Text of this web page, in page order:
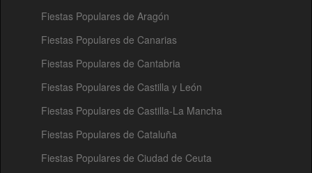
Fiestas Populares de Aragón
Fiestas Populares de Canarias
Fiestas Populares de Cantabria
Fiestas Populares de Castilla y León
Fiestas Populares de Castilla-La Mancha
Fiestas Populares de Cataluña
Fiestas Populares de Ciudad de Ceuta